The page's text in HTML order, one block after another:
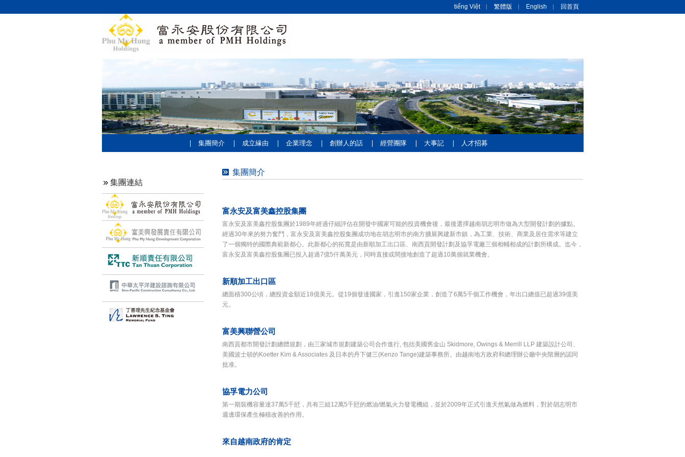
tiếng Việt 繁體版 English 回首頁
集團簡介 成立緣由 企業理念 創辦人的話 經營團隊 大事記 人才招募
集團連結
集團簡介
富永安及富美鑫控股集團
富永安及富美鑫控股集團於1989年經過仔細評估在開發中國家可能的投資機會後，最後選擇越南胡志明市做為大型開發計劃的據點。
經過30年來的努力奮鬥，富永安及富美鑫控股集團成功地在胡志明市的南方擴展興建新市鎮，為工業、技術、商業及居住需求等建立
了一個獨特的國際典範新都心。此新都心的拓寬是由新順加工出口區、南西貢開發計劃及協孚電廠三個相輔相成的計劃所構成。迄今，
富永安及富美鑫控股集團已投入超過7億5仟萬美元，同時直接或間接地創造了超過10萬個就業機會。
新順加工出口區
總面積300公頃，總投資金額近18億美元。從19個發達國家，引進150家企業，創造了6萬5千個工作機會，年出口總值已超過39億美
元。
富美興聯營公司
南西貢都市開發計劃總體規劃，由三家城市規劃建築公司合作進行, 包括美國舊金山 Skidmore, Owings & Merrill LLP 建築設計公司、
美國波士頓的Koetter Kim & Associates 及日本的丹下健三(Kenzo Tange)建築事務所。由越南地方政府和總理辦公廳中央階層的認同
批准。
協孚電力公司
第一期裝機容量達37萬5千瓩，共有三組12萬5千瓩的燃油/燃氣火力發電機組，並於2009年正式引進天然氣做為燃料，對於胡志明市
週邊環保產生極積改善的作用。
來自越南政府的肯定